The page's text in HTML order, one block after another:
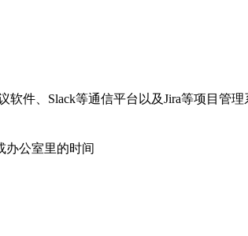
软件、Slack等通信平台以及Jira等项目管理
公室里的时间